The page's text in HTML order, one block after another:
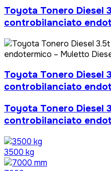
Toyota Tonero Diesel
controbilanciato
Toyota Tonero Diesel
controbilanciato
Toyota Tonero Diesel
controbilanciato
3500 kg